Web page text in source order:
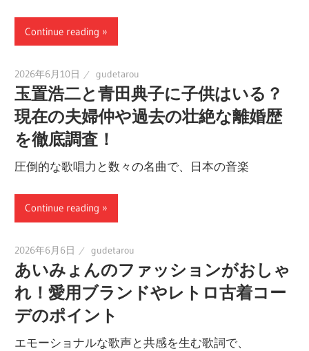
Continue reading
2026年6月10日 gudetarou
玉置浩二と青田典子に子供はいる？
現在の夫婦仲や過去の壮絶な離婚歴
を徹底調査！
圧倒的な歌唱力と数々の名曲で、日本の音楽
Continue reading
2026年6月6日 gudetarou
あいみょんのファッションがおしゃ
れ！愛用ブランドやレトロ古着コー
デのポイント
エモーショナルな歌声と共感を生む歌詞で、